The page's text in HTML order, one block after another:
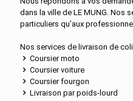
dans la ville de LE MUNG. Nos
particuliers qu’aux
Nos services de livraison de
Coursier moto
Coursier voiture
Coursier fourgon
Livraison par poids-lourd